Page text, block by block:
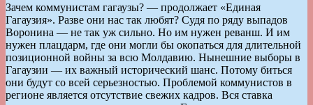
Зачем коммунистам гагаузы? — продолжает «Единая
Гагаузия». Разве они нас так любят? Судя по ряду выпадов
Воронина — не так уж сильно. Но им нужен реванш. И им
нужен плацдарм, где они могли бы окопаться для длительной
позиционной войны за всю Молдавию. Нынешние выборы в
Гагаузии — их важный исторический шанс. Потому биться
они будут со всей серьезностью. Проблемой коммунистов в
регионе является отсутствие свежих кадров. Вся ставка